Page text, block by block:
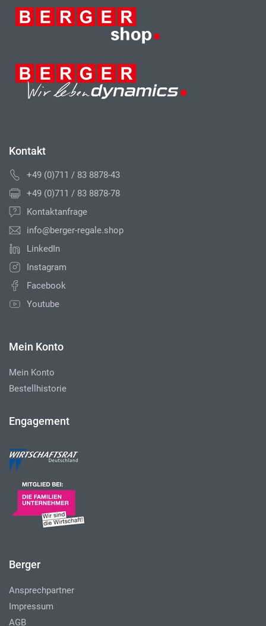
Kontakt
+49 (0)711 / 83 8878-43
+49 (0)711 / 83 8878-78
Kontaktanfrage
info@berger-regale.shop
LinkedIn
Instagram
Facebook
Youtube
Mein Konto
Mein Konto
Bestellhistorie
Engagement
Berger
Ansprechpartner
Impressum
AGB